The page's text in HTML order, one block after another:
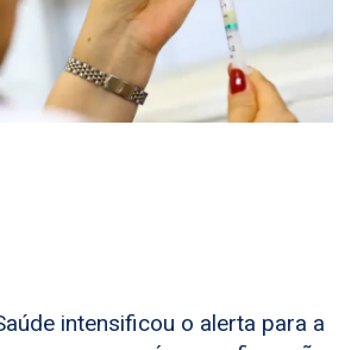
intensificou o alerta para a